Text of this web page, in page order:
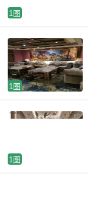
1图
1图
1图